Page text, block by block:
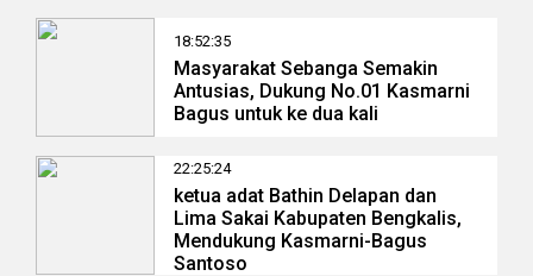
18:52:35
Masyarakat Sebanga Semakin
Antusias, Dukung No.01 Kasmarni
Bagus untuk ke dua kali
22:25:24
ketua adat Bathin Delapan dan
Lima Sakai Kabupaten Bengkalis,
Mendukung Kasmarni-Bagus
Santoso